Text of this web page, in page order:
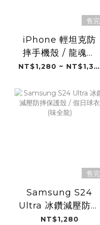
售完
iPhone 輕坦克防
摔手機殼 / 龍魂傳
承 (味全龍)
NT$1,280 ~ NT$1,380
售完
Samsung S24
Ultra 冰鑽減壓防摔
保護殼 / 假日球衣
NT$1,280